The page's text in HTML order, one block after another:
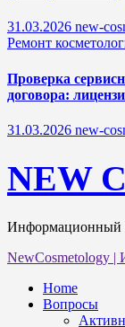
31.03.2026 new-
Ремонт
Проверка
договора:
31.03.2026 new-
NEW
Информационный
NewCosmetology |
Home
Вопросы